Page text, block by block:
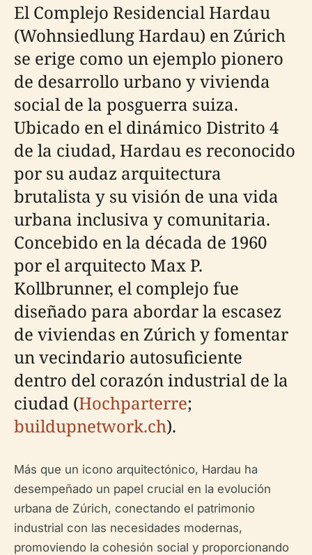
El Complejo Residencial Hardau
(Wohnsiedlung Hardau) en Zúrich
se erige como un ejemplo pionero
de desarrollo urbano y vivienda
social de la posguerra suiza.
Ubicado en el dinámico Distrito 4
de la ciudad, Hardau es reconocido
por su audaz arquitectura
brutalista y su visión de una vida
urbana inclusiva y comunitaria.
Concebido en la década de 1960
por el arquitecto Max P.
Kollbrunner, el complejo fue
diseñado para abordar la escasez
de viviendas en Zúrich y fomentar
un vecindario autosuficiente
dentro del corazón industrial de la
ciudad (Hochparterre;
buildupnetwork.ch).
Más que un icono arquitectónico, Hardau ha
desempeñado un papel crucial en la evolución
urbana de Zúrich, conectando el patrimonio
industrial con las necesidades modernas,
promoviendo la cohesión social y proporcionando